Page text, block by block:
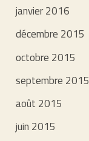
janvier 2016
décembre 2015
octobre 2015
septembre 2015
août 2015
juin 2015